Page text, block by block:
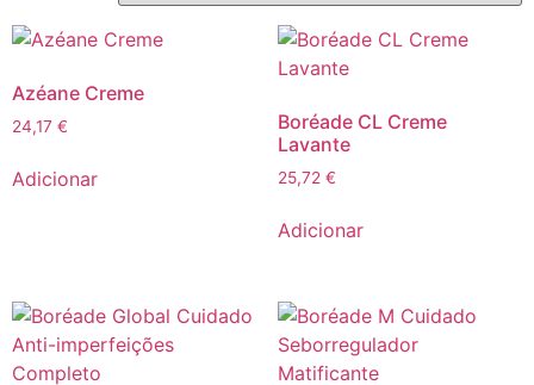
Azéane Creme
24,17 €
Adicionar
Boréade CL Creme
Lavante
25,72 €
Adicionar